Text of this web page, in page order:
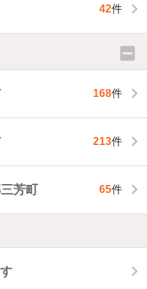
42件
168件
213件
芳町 65件